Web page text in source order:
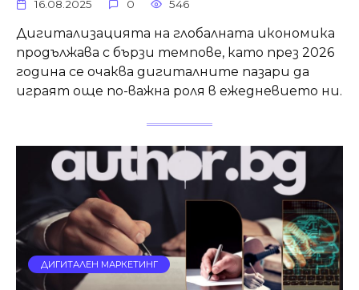
16.08.2025 0 546
Дигитализацията на глобалната икономика
продължава с бързи темпове, като през 2026
година се очаква дигиталните пазари да
играят още по-важна роля в ежедневието ни.
ДИГИТАЛЕН МАРКЕТИНГ